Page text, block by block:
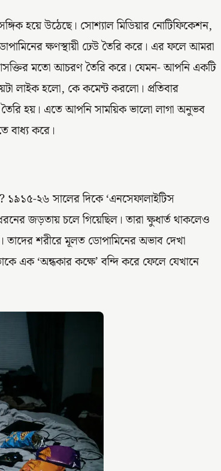
হয়ে উঠেছে। সোশ্যাল মিডিয়ার নোটিফিকেশন,
ক্ষণস্থায়ী ঢেউ তৈরি করে। এর ফলে আমরা
মতো আচরণ তৈরি করে। যেমন- আপনি একটি
লাইক হলো, কে কমেন্ট করলো। প্রতিবার
তৈরি হয়। এতে আপনি সাময়িক ভালো লাগা অনুভব
বাধ্য করে।
১৯১৫-২৬ সালের দিকে ‘এনসেফালাইটিস
জড়তায় চলে গিয়েছিল। তারা ক্ষুধার্ত থাকলেও
শরীরে মূলত ডোপামিনের অভাব দেখা
এক ‘অন্ধকার কক্ষে’ বন্দি করে ফেলে যেখানে